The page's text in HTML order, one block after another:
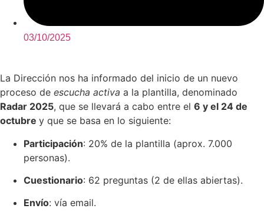
03/10/2025
La Dirección nos ha informado del inicio de un nuevo
proceso de escucha activa a la plantilla, denominado
Radar 2025, que se llevará a cabo entre el 6 y el 24 de
octubre y que se basa en lo siguiente:
Participación: 20% de la plantilla (aprox. 7.000
personas).
Cuestionario: 62 preguntas (2 de ellas abiertas).
Envío: vía email.